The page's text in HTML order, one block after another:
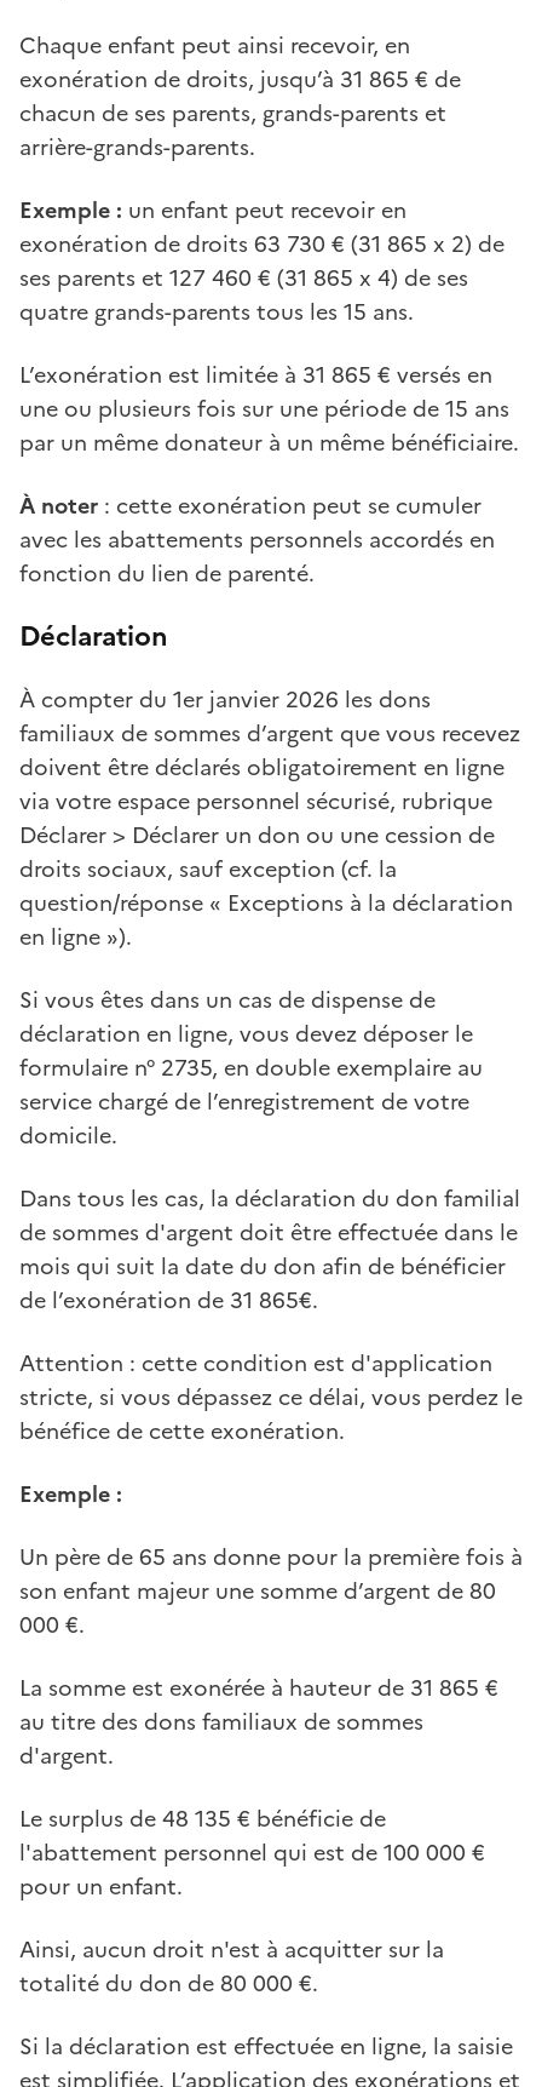
Chaque enfant peut ainsi recevoir, en
exonération de droits, jusqu’à 31 865 € de
chacun de ses parents, grands-parents et
arrière-grands-parents.
Exemple : un enfant peut recevoir en
exonération de droits 63 730 € (31 865 x 2) de
ses parents et 127 460 € (31 865 x 4) de ses
quatre grands-parents tous les 15 ans.
L’exonération est limitée à 31 865 € versés en
une ou plusieurs fois sur une période de 15 ans
par un même donateur à un même bénéficiaire.
À noter : cette exonération peut se cumuler
avec les abattements personnels accordés en
fonction du lien de parenté.
Déclaration
À compter du 1er janvier 2026 les dons
familiaux de sommes d’argent que vous recevez
doivent être déclarés obligatoirement en ligne
via votre espace personnel sécurisé, rubrique
Déclarer > Déclarer un don ou une cession de
droits sociaux, sauf exception (cf. la
question/réponse « Exceptions à la déclaration
en ligne »).
Si vous êtes dans un cas de dispense de
déclaration en ligne, vous devez déposer le
formulaire n° 2735, en double exemplaire au
service chargé de l’enregistrement de votre
domicile.
Dans tous les cas, la déclaration du don familial
de sommes d'argent doit être effectuée dans le
mois qui suit la date du don afin de bénéficier
de l’exonération de 31 865€.
Attention : cette condition est d'application
stricte, si vous dépassez ce délai, vous perdez le
bénéfice de cette exonération.
Exemple :
Un père de 65 ans donne pour la première fois à
son enfant majeur une somme d’argent de 80
000 €.
La somme est exonérée à hauteur de 31 865 €
au titre des dons familiaux de sommes
d'argent.
Le surplus de 48 135 € bénéficie de
l'abattement personnel qui est de 100 000 €
pour un enfant.
Ainsi, aucun droit n'est à acquitter sur la
totalité du don de 80 000 €.
Si la déclaration est effectuée en ligne, la saisie
est simplifiée. L’application des exonérations et